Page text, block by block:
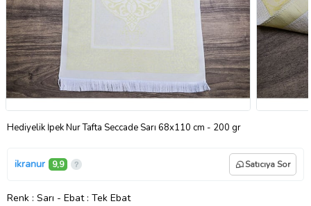
Hediyelik İpek Nur Tafta Seccade Sarı 68x110 cm - 200 gr
ikranur 9,9 Satıcıya Sor
Renk : Sarı - Ebat : Tek Ebat